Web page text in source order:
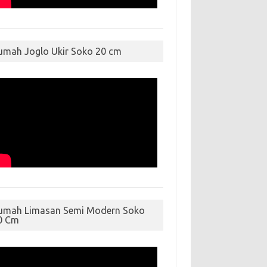
Joglo Ukir Soko 20 cm
Limasan Semi Modern Soko
Cm